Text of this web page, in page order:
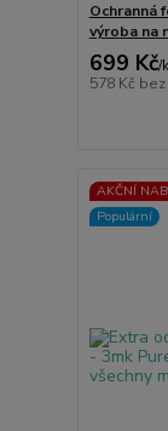
výroba na
699 Kč/
578 Kč bez
AKČNÍ
Populární